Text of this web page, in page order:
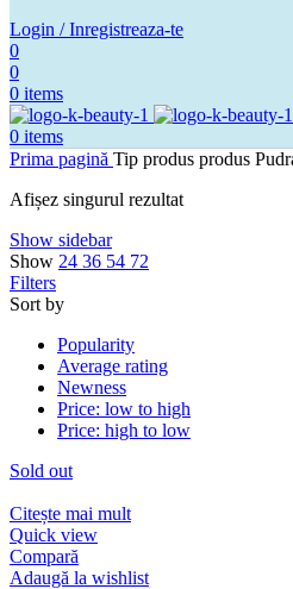
Login / Inregistreaza-te
0
0
0 items
0 items
Prima pagină Tip produs produs
Afișez singurul rezultat
Show sidebar
Show 24 36 54 72
Filters
Sort by
Popularity
Average rating
Newness
Price: low to high
Price: high to low
Sold out
Citește mai mult
Quick view
Compară
Adaugă la wishlist